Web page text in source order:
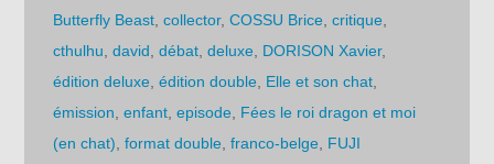
Butterfly Beast ,collector,COSSU Brice ,critique
cthulhu ,david ,débat ,deluxe DORISON Xavier,
édition deluxe ,édition double Elle et son chat
émission ,enfant ,episode Fées le roi dragon et moi
(en chat) ,format double ,franco-belge FUJI